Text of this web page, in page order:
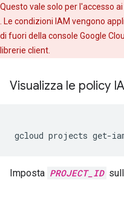
Questo vale solo per l'accesso
. Le condizioni IAM vengono
di fuori della console Google
librerie client.
Visualizza le policy
gcloud projects get-
Imposta PROJECT_ID